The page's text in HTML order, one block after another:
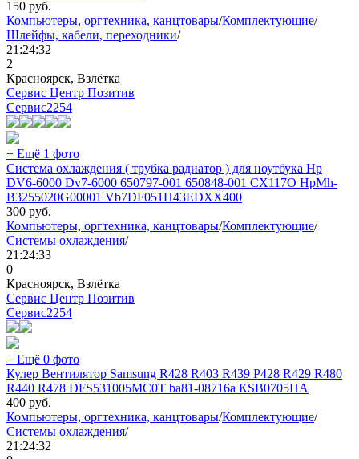
150 руб.
Компьютеры, оргтехника, канцтовары/Комплектующие/
Шлейфы, кабели, переходники/
21:24:32
2
Красноярск, Взлётка
Сервис Центр Позитив
Сервис2254
+ Ещё 1 фото
Система охлаждения ( трубка радиатор ) для ноутбука Hp
DV6-6000 Dv7-6000 650797-001 650848-001 CX117O HpMh-
B3255020G00001 Vb7DF051H43EDXX400
300 руб.
Компьютеры, оргтехника, канцтовары/Комплектующие/
Системы охлаждения/
21:24:33
0
Красноярск, Взлётка
Сервис Центр Позитив
Сервис2254
+ Ещё 0 фото
Кулер Вентилятор Samsung R428 R403 R439 P428 R429 R480
R440 R478 DFS531005MC0T ba81-08716a КSВ0705НA
400 руб.
Компьютеры, оргтехника, канцтовары/Комплектующие/
Системы охлаждения/
21:24:32